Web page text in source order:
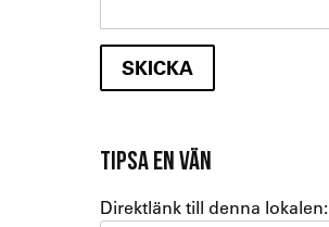
TIPSA EN VÄN
Direktlänk till denna lokalen: